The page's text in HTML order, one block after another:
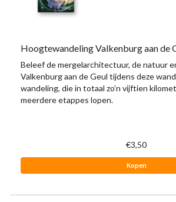
Hoogtewandeling Valkenburg aan de
Beleef de mergelarchitectuur, de natuur
Valkenburg aan de Geul tijdens deze
wandeling, die in totaal zo’n vijftien
meerdere etappes lopen.
€3,50
Kopen